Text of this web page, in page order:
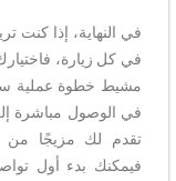
في النهاية، إذا كنت
في كل زيارة،
مشيط خطوة عملية
في الوصول مباشرة
تقدم لك مزيجًا من
فيمكنك بدء أول